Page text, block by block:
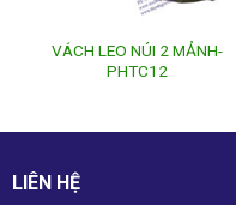
VÁCH LEO NÚI 2 MẢNH-
PHTC12
LIÊN HỆ